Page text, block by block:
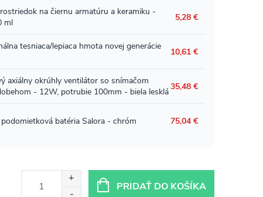
PRIDAŤ DO KOŠÍKA